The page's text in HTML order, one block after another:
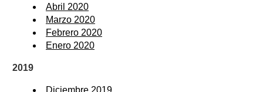
Abril 2020
Marzo 2020
Febrero 2020
Enero 2020
2019